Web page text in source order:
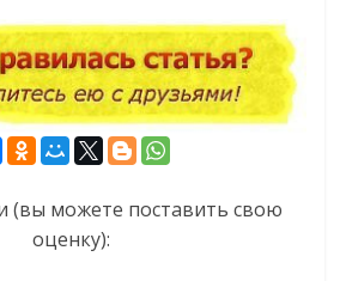
(вы можете поставить свою
оценку):